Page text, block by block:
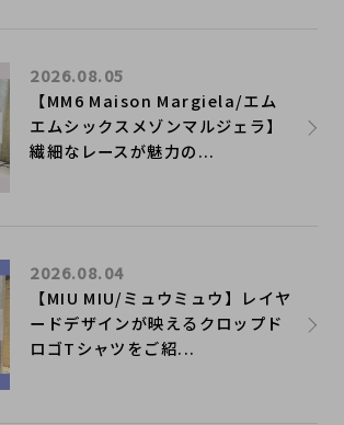
【MM6 Maison Margiela/エム
エムシックスメゾンマルジェラ】
繊細なレースが魅力の...
2026.08.05
【MIU MIU/ミュウミュウ】レイヤ
ードデザインが映えるクロップド
ロゴTシャツをご紹...
2026.08.04